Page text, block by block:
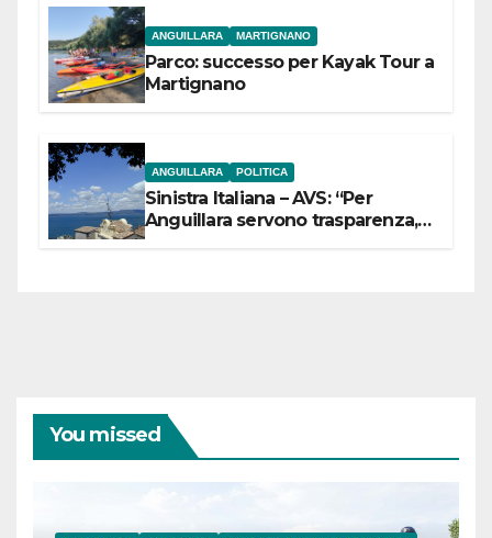
ANGUILLARA MARTIGNANO
Parco: successo per Kayak Tour a
Martignano
ANGUILLARA POLITICA
Sinistra Italiana – AVS: “Per
Anguillara servono trasparenza,
You missed